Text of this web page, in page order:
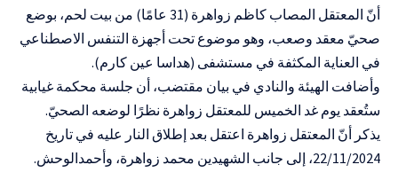
أنّ المعتقل المصاب كاظم زواهرة (31 عامًا) من بيت لحم، بوضع
صحيّ معقد وصعب، وهو موضوع تحت أجهزة التنفس الاصطناعي
في العناية المكثفة في مستشفى (هداسا عين كارم).
وأضافت الهيئة والنادي في بيان مقتضب، أن جلسة محكمة غيابية
ستُعقد يوم غد الخميس للمعتقل زواهرة نظرًا لوضعه الصحيّ.
يذكر أنّ المعتقل زواهرة اعتقل بعد إطلاق النار عليه في تاريخ
22/11/2024، إلى جانب الشهيدين محمد زواهرة، وأحمدالوحش.